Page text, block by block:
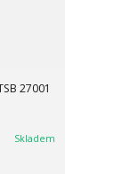
27001
Skladem